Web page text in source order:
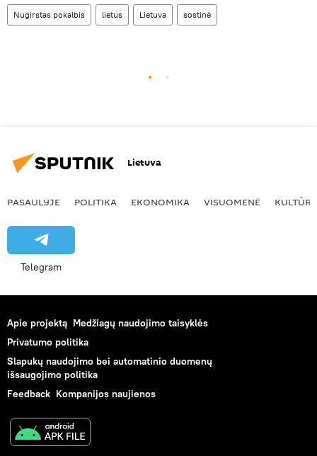
Nugirstas pokalbis lietus Lietuva sostinė
Lietuva
PASAULYJE POLITIKA EKONOMIKA VISUOMENĖ KULTŪRA
Telegram
Apie projektą Medžiagų naudojimo taisyklės
Privatumo politika
Slapukų naudojimo bei automatinio duomenų
išsaugojimo politika
Feedback Kompanijos naujienos